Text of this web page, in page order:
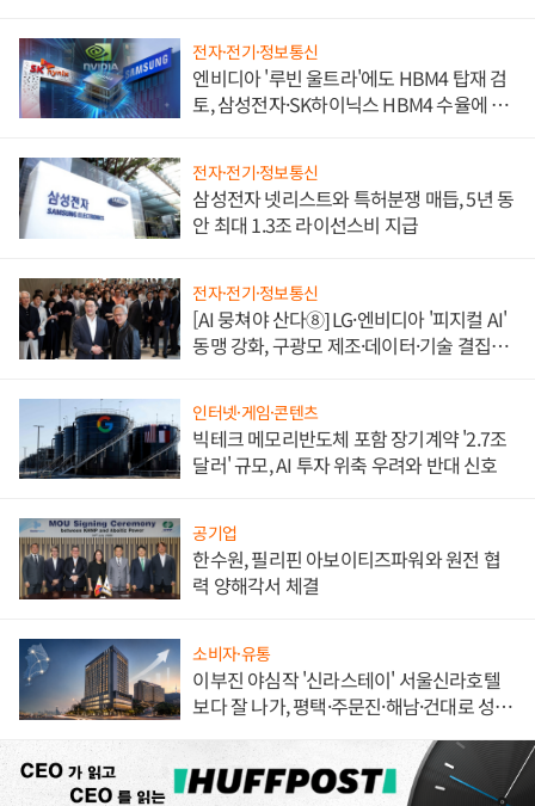
전자·전기·정보통신
엔비디아 '루빈 울트라'에도 HBM4 탑재 검
토, 삼성전자·SK하이닉스 HBM4 수율에 주
전자·전기·정보통신
삼성전자 넷리스트와 특허분쟁 매듭, 5년 동
안 최대 1.3조 라이선스비 지급
전자·전기·정보통신
[AI 뭉쳐야 산다⑧] LG·엔비디아 '피지컬 AI'
동맹 강화, 구광모 제조·데이터·기술 결집
인터넷·게임·콘텐츠
빅테크 메모리반도체 포함 장기계약 '2.7조
달러' 규모, AI 투자 위축 우려와 반대 신호
공기업
한수원, 필리핀 아보이티즈파워와 원전 협
력 양해각서 체결
소비자·유통
이부진 야심작 '신라스테이' 서울신라호텔
보다 잘 나가, 평택·주문진·해남·건대로 성